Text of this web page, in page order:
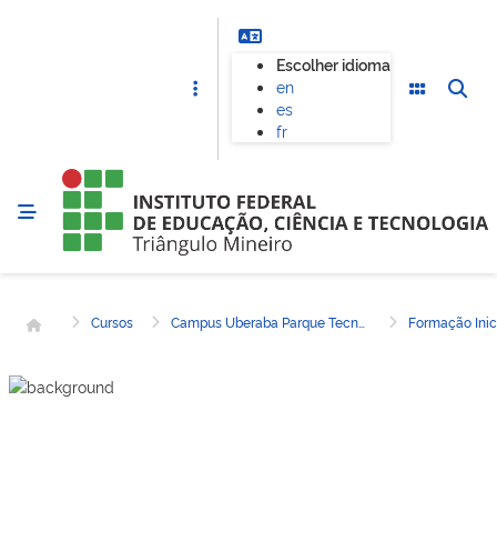
Escolher idioma
en
es
fr
Página inicial
Cursos Formação